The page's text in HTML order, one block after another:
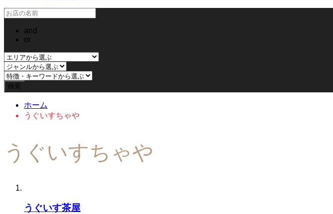
and
or
ホーム
うぐいすちゃや
うぐいすちゃや
うぐいす茶屋